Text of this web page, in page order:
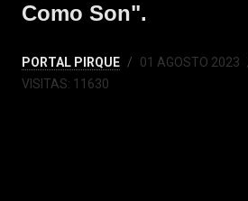
Como Son".
PORTAL PIRQUE
01 AGOSTO 2023
VISITAS: 11630